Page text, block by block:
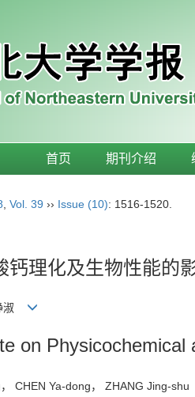
首页 期刊介绍
Vol. 39 ›› Issue (10): 1516-1520.
钙理化及生物性能的
淑
on
CHEN Ya-dong， ZHANG Jing-shu